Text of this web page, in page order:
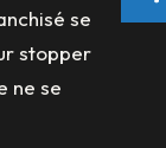
se
stopper
ne se